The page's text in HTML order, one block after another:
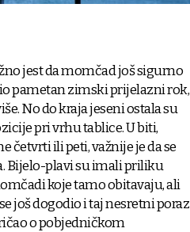
jest da momčad još sigurno
pametan zimski prijelazni rok,
No do kraja jeseni ostala su
pri vrhu tablice. U biti,
četvrti ili peti, važnije je da se
Bijelo-plavi su imali priliku
koje tamo obitavaju, ali
još dogodio i taj nesretni poraz
o pobjedničkom